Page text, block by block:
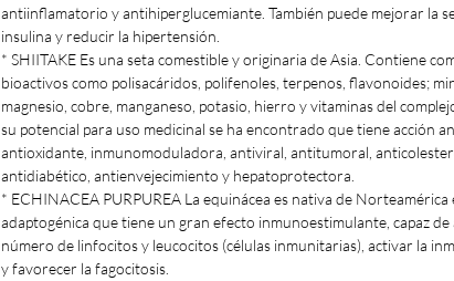
antiinflamatorio y antihiperglucemiante. También puede mejorar la
insulina y reducir la hipertensión.
* SHIITAKE Es una seta comestible y originaria de Asia. Contiene
bioactivos como polisacáridos, polifenoles, terpenos, flavonoides;
magnesio, cobre, manganeso, potasio, hierro y vitaminas del
su potencial para uso medicinal se ha encontrado que tiene acción
antioxidante, inmunomoduladora, antiviral, antitumoral,
antidiabético, antienvejecimiento y hepatoprotectora.
* ECHINACEA PURPUREA La equinácea es nativa de Norteamérica
adaptogénica que tiene un gran efecto inmunoestimulante, capaz de
número de linfocitos y leucocitos (células inmunitarias), activar la
y favorecer la fagocitosis.